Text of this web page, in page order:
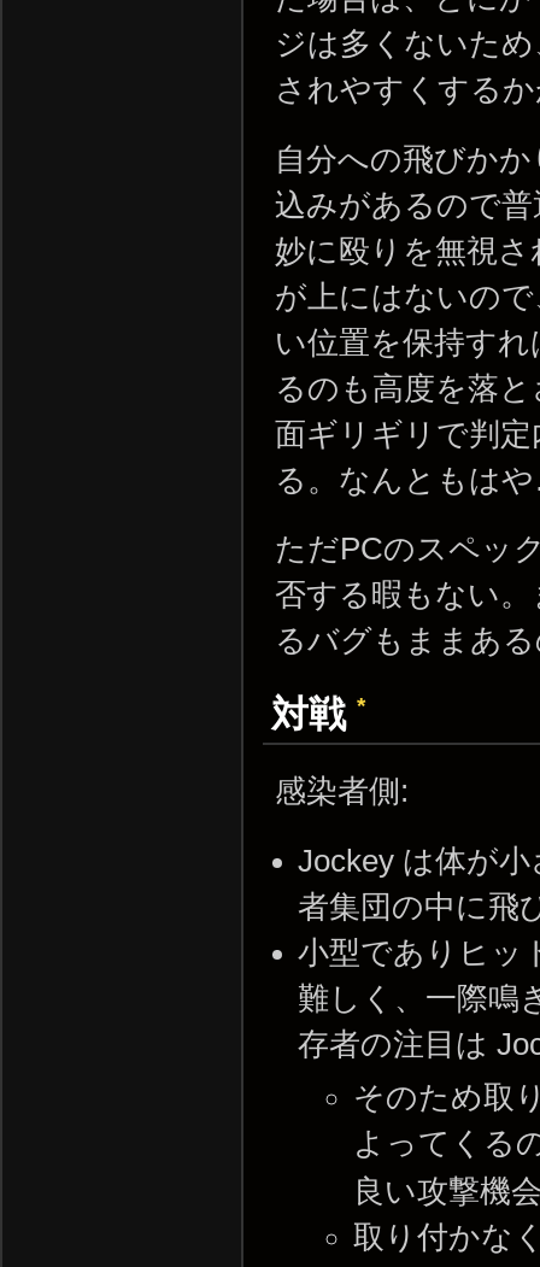
ジは多くないた
されやすくする
自分への飛びか
込みがあるので
妙に殴りを無視
が上にはないの
い位置を保持す
るのも高度を落
面ギリギリで判
る。なんともは
ただPCのスペッ
否する暇もない
るバグもままあ
対戦*
感染者側:
Jockey は体が
者集団の中に飛
小型でありヒッ
難しく、一際鳴
存者の注目は
そのため取
よってくる
良い攻撃機
取り付かな